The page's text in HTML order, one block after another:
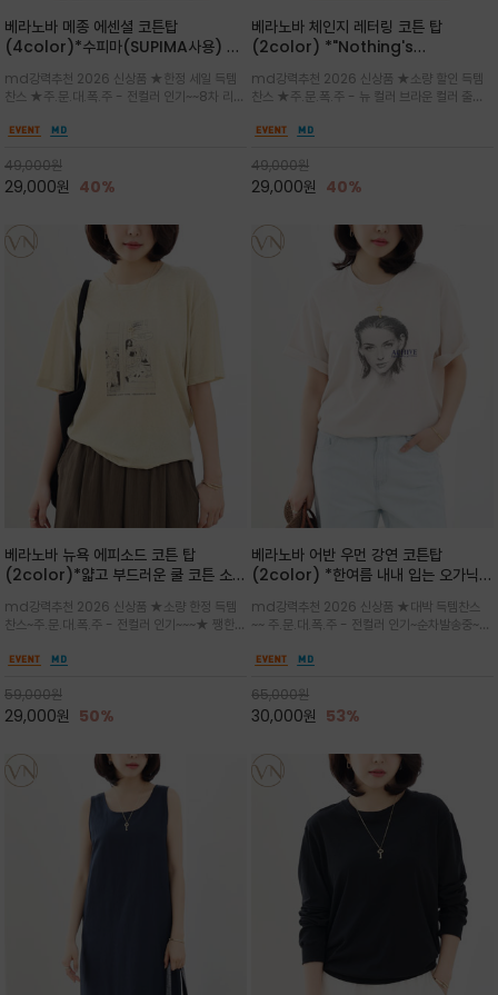
베라노바 메종 에센셜 코튼탑
(4color)*수피마(SUPIMA사용) 레
는 레터링 티셔츠
md강력추천 2026 신상품 ★한정 세일 득템
찬스 ★주.문.대.폭.주 - 전컬러 인기~~8차 리오
픽이나 컬러 조합을 통해 'Essential'한 무드를
좋은 컬러웨이와 디자인입니다^^
49,000원
29,000원 40%
베라노바 체인지 레터링 코튼 탑
(2color) *"Nothing's
도 일어나지않는것/감각적인 레터링 프
린팅이 돋보이는 베라노바 티셔츠
md강력추천 2026 신상품 ★소량 할인 득템
찬스 ★주.문.폭.주 - 뉴 컬러 브라운 컬러 출시~
무드를 만들고 기본 베이스의 컬러감이라 출근시
럽고 유연한 코튼 소재로 편안
49,000원
29,000원 40%
베라노바 뉴욕 에피소드 코튼 탑
(2color)*얇고 부드러운 쿨 코튼 소재
고 자연스러운 멋이 있는 핏으로 여름내
내 편하고 감각적으로 입으세요
md강력추천 2026 신상품 ★소량 한정 득템
찬스~주.문.대.폭.주 - 전컬러 인기~~~★ 쨍한듯
내추럴한 컬러감이 매력적인 티셔츠/여유로운
59,000원
29,000원 50%
베라노바 어반 우먼 강연 코튼탑
(2color) *한여름 내내 입는 오가닉
워크 (Line Work) & 스케치/감각적
인 아트워크 프린트가 시선을 끄는 루즈
핏 강연티셔츠
md강력추천 2026 신상품 ★대박 득템찬스
~~ 주.문.대.폭.주 - 전컬러 인기~순차발송중~★
한 착용감을 선사하며, 자연스럽게 떨어지는 실루
으로도 포인트가 되며, 데일리 활
65,000원
30,000원 53%